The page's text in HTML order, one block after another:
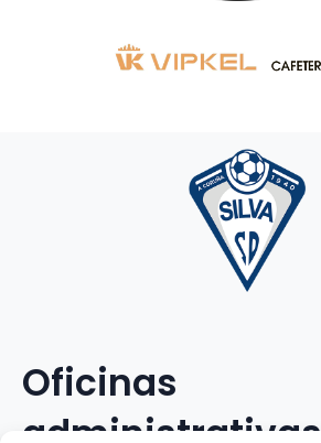
Oficinas